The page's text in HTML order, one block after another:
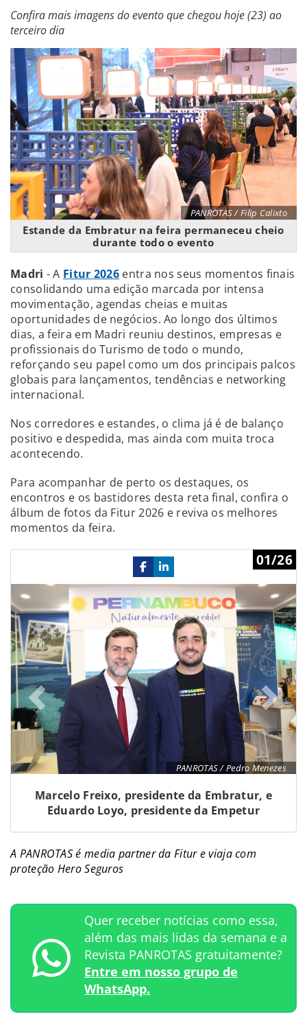
Confira mais imagens do evento que chegou hoje (23) ao
terceiro dia
PANROTAS / Filip Calixto
Estande da Embratur na feira permaneceu cheio
durante todo o evento
Madri - A Fitur 2026 entra nos seus momentos finais
consolidando uma edição marcada por intensa
movimentação, agendas cheias e muitas
oportunidades de negócios. Ao longo dos últimos
dias, a feira em Madri reuniu destinos, empresas e
profissionais do Turismo de todo o mundo,
reforçando seu papel como um dos principais palcos
globais para lançamentos, tendências e networking
internacional.
Nos corredores e estandes, o clima já é de balanço
positivo e despedida, mas ainda com muita troca
acontecendo.
Para acompanhar de perto os destaques, os
encontros e os bastidores desta reta final, confira o
álbum de fotos da Fitur 2026 e reviva os melhores
momentos da feira.
PANROTAS / Pedro Menezes
01/26
Marcelo Freixo, presidente da Embratur, e
Eduardo Loyo, presidente da Empetur
Previous
A PANROTAS é media partner da Fitur e viaja com
proteção Hero Seguros
Quer receber notícias como essa,
além das mais lidas da semana e a
Revista PANROTAS gratuitamente?
Entre em nosso grupo de
WhatsApp.